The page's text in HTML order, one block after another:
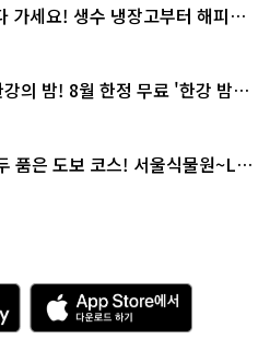
가세요! 생수 냉장고부터 해피소
의 밤! 8월 한정 무료 '한강 밤
품은 도보 코스! 서울식물원~LG
거리
A
p
p